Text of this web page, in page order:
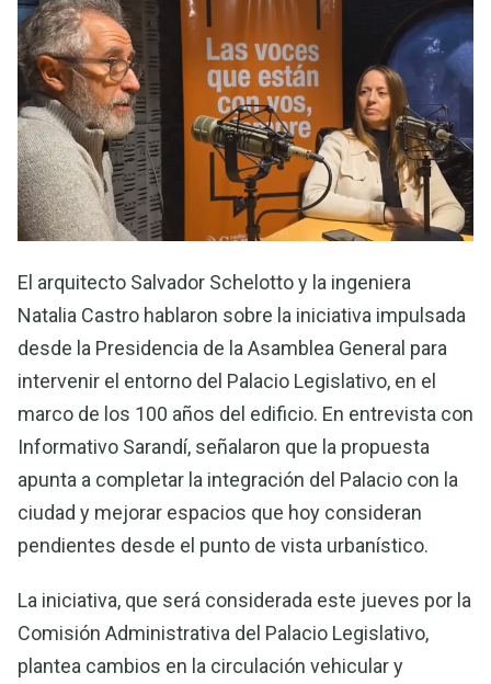
El arquitecto Salvador Schelotto y la ingeniera
Natalia Castro hablaron sobre la iniciativa impulsada
desde la Presidencia de la Asamblea General para
intervenir el entorno del Palacio Legislativo, en el
marco de los 100 años del edificio. En entrevista con
Informativo Sarandí, señalaron que la propuesta
apunta a completar la integración del Palacio con la
ciudad y mejorar espacios que hoy consideran
pendientes desde el punto de vista urbanístico.
La iniciativa, que será considerada este jueves por la
Comisión Administrativa del Palacio Legislativo,
plantea cambios en la circulación vehicular y